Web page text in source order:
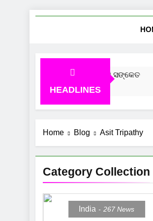
Skip
HEADLINES
ଆସିବ ସୁନା ଦର, ବଜାର ଦେଲାଣି ସଙ୍କେତ
Home Blog Asit Tripathy
Category Collection
India 267News